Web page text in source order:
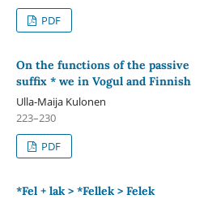
PDF
On the functions of the passive
suffix * we in Vogul and Finnish
Ulla-Maija Kulonen
223–230
PDF
*Fel + lak > *Fellek > Felek